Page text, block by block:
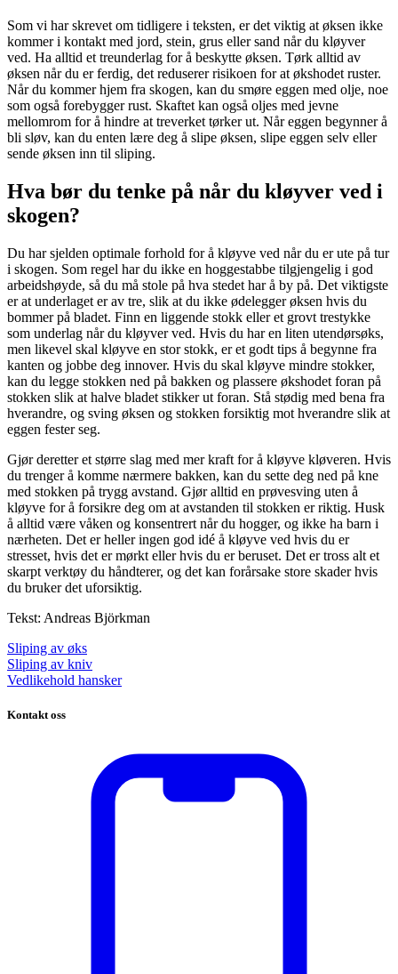
Som vi har skrevet om tidligere i teksten, er det viktig at øksen ikke
kommer i kontakt med jord, stein, grus eller sand når du kløyver
ved. Ha alltid et treunderlag for å beskytte øksen. Tørk alltid av
øksen når du er ferdig, det reduserer risikoen for at økshodet ruster.
Når du kommer hjem fra skogen, kan du smøre eggen med olje, noe
som også forebygger rust. Skaftet kan også oljes med jevne
mellomrom for å hindre at treverket tørker ut. Når eggen begynner å
bli sløv, kan du enten lære deg å slipe øksen, slipe eggen selv eller
sende øksen inn til sliping.
Hva bør du tenke på når du kløyver ved i
skogen?
Du har sjelden optimale forhold for å kløyve ved når du er ute på tur
i skogen. Som regel har du ikke en hoggestabbe tilgjengelig i god
arbeidshøyde, så du må stole på hva stedet har å by på. Det viktigste
er at underlaget er av tre, slik at du ikke ødelegger øksen hvis du
bommer på bladet. Finn en liggende stokk eller et grovt trestykke
som underlag når du kløyver ved. Hvis du har en liten utendørsøks,
men likevel skal kløyve en stor stokk, er et godt tips å begynne fra
kanten og jobbe deg innover. Hvis du skal kløyve mindre stokker,
kan du legge stokken ned på bakken og plassere økshodet foran på
stokken slik at halve bladet stikker ut foran. Stå stødig med bena fra
hverandre, og sving øksen og stokken forsiktig mot hverandre slik at
eggen fester seg.
Gjør deretter et større slag med mer kraft for å kløyve kløveren. Hvis
du trenger å komme nærmere bakken, kan du sette deg ned på kne
med stokken på trygg avstand. Gjør alltid en prøvesving uten å
kløyve for å forsikre deg om at avstanden til stokken er riktig. Husk
å alltid være våken og konsentrert når du hogger, og ikke ha barn i
nærheten. Det er heller ingen god idé å kløyve ved hvis du er
stresset, hvis det er mørkt eller hvis du er beruset. Det er tross alt et
skarpt verktøy du håndterer, og det kan forårsake store skader hvis
du bruker det uforsiktig.
Tekst: Andreas Björkman
Sliping av øks
Sliping av kniv
Vedlikehold hansker
Kontakt oss